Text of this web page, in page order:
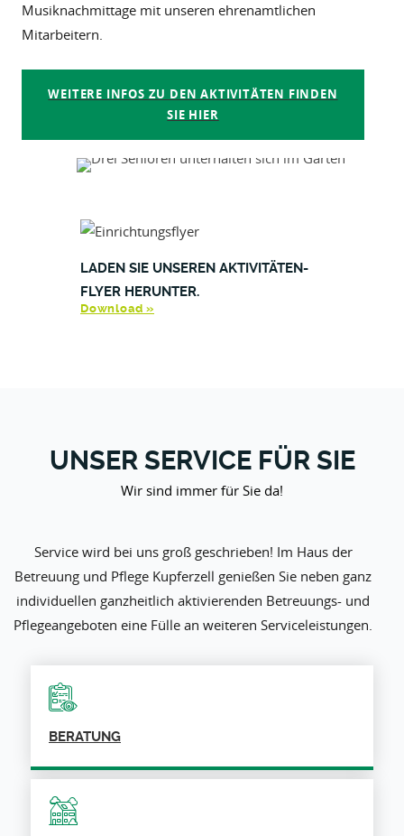
Musiknachmittage mit unseren ehrenamtlichen
Mitarbeitern.
WEITERE INFOS ZU DEN AKTIVITÄTEN FINDEN
SIE HIER
LADEN SIE UNSEREN AKTIVITÄTEN-
FLYER HERUNTER.
Download »
UNSER SERVICE FÜR SIE
Wir sind immer für Sie da!
Service wird bei uns groß geschrieben! Im Haus der
Betreuung und Pflege Kupferzell genießen Sie neben ganz
individuellen ganzheitlich aktivierenden Betreuungs- und
Pflegeangeboten eine Fülle an weiteren Serviceleistungen.
BERATUNG